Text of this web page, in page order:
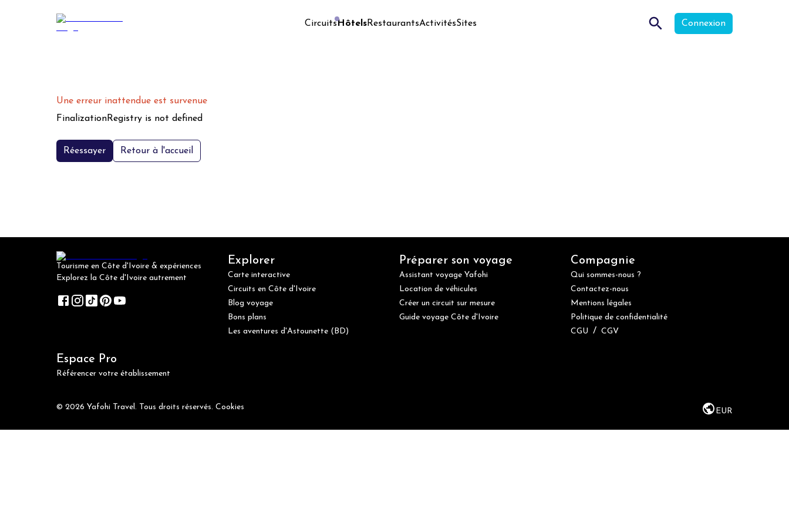
CircuitsHôtelsRestaurantsActivitésSites Connexion
Une erreur inattendue est survenue
FinalizationRegistry is not defined
Réessayer Retour à l'accueil
Tourisme en Côte d'Ivoire & expériences
Explorez la Côte d'Ivoire autrement
Explorer
Carte interactive
Circuits en Côte d'Ivoire
Blog voyage
Bons plans
Les aventures d'Astounette (BD)
Préparer son voyage
Assistant voyage Yafohi
Location de véhicules
Créer un circuit sur mesure
Guide voyage Côte d'Ivoire
Compagnie
Qui sommes-nous ?
Contactez-nous
Mentions légales
Politique de confidentialité
CGU / CGV
Espace Pro
Référencer votre établissement
© 2026 Yafohi Travel. Tous droits réservés. Cookies EUR